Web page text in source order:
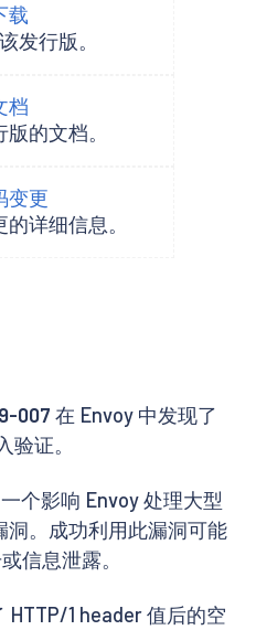
载
发行版。
档
的文档。
变更
详细信息。
007 在 Envoy 中发现了
证。
一个影响 Envoy 处理大型
洞。成功利用此漏洞可能
信息泄露。
HTTP/1 header 值后的空